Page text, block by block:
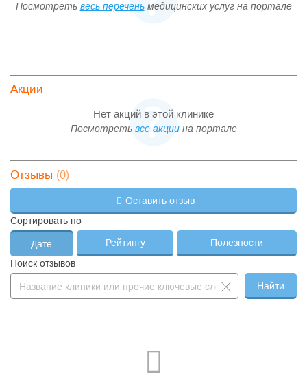
Посмотреть весь переченьмедицинских услуг на портале
Акции
Нет акций в этой клинике
Посмотреть все акциина портале
Отзывы (0)
Оставить отзыв
Сортировать по
Дате Рейтингу
Полезности
Поиск отзывов
Найти